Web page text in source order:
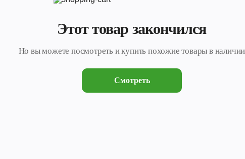
Этот товар закончился
Но вы можете посмотреть и купить похожие товары в наличии
Смотреть